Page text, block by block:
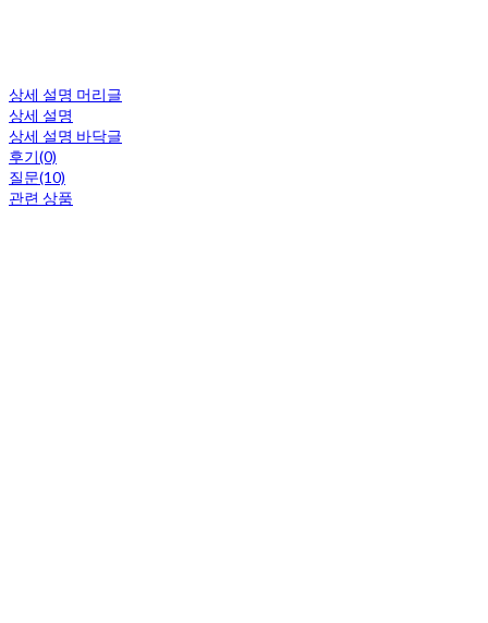
상세 설명 머리글
상세 설명
상세 설명 바닥글
후기(0)
질문(10)
관련 상품